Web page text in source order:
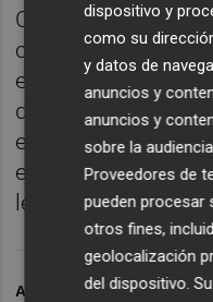
Con esta nueva
consolidándose
encuentro entre
de entender la
eventos puntuales
experiencia en
lenguajes.
ARCHIVADO EN
dispositivo y
como su
y datos de
anuncios y
anuncios y
sobre la
Proveedores de
pueden procesar
otros fines,
geolocalización
del dispositivo.